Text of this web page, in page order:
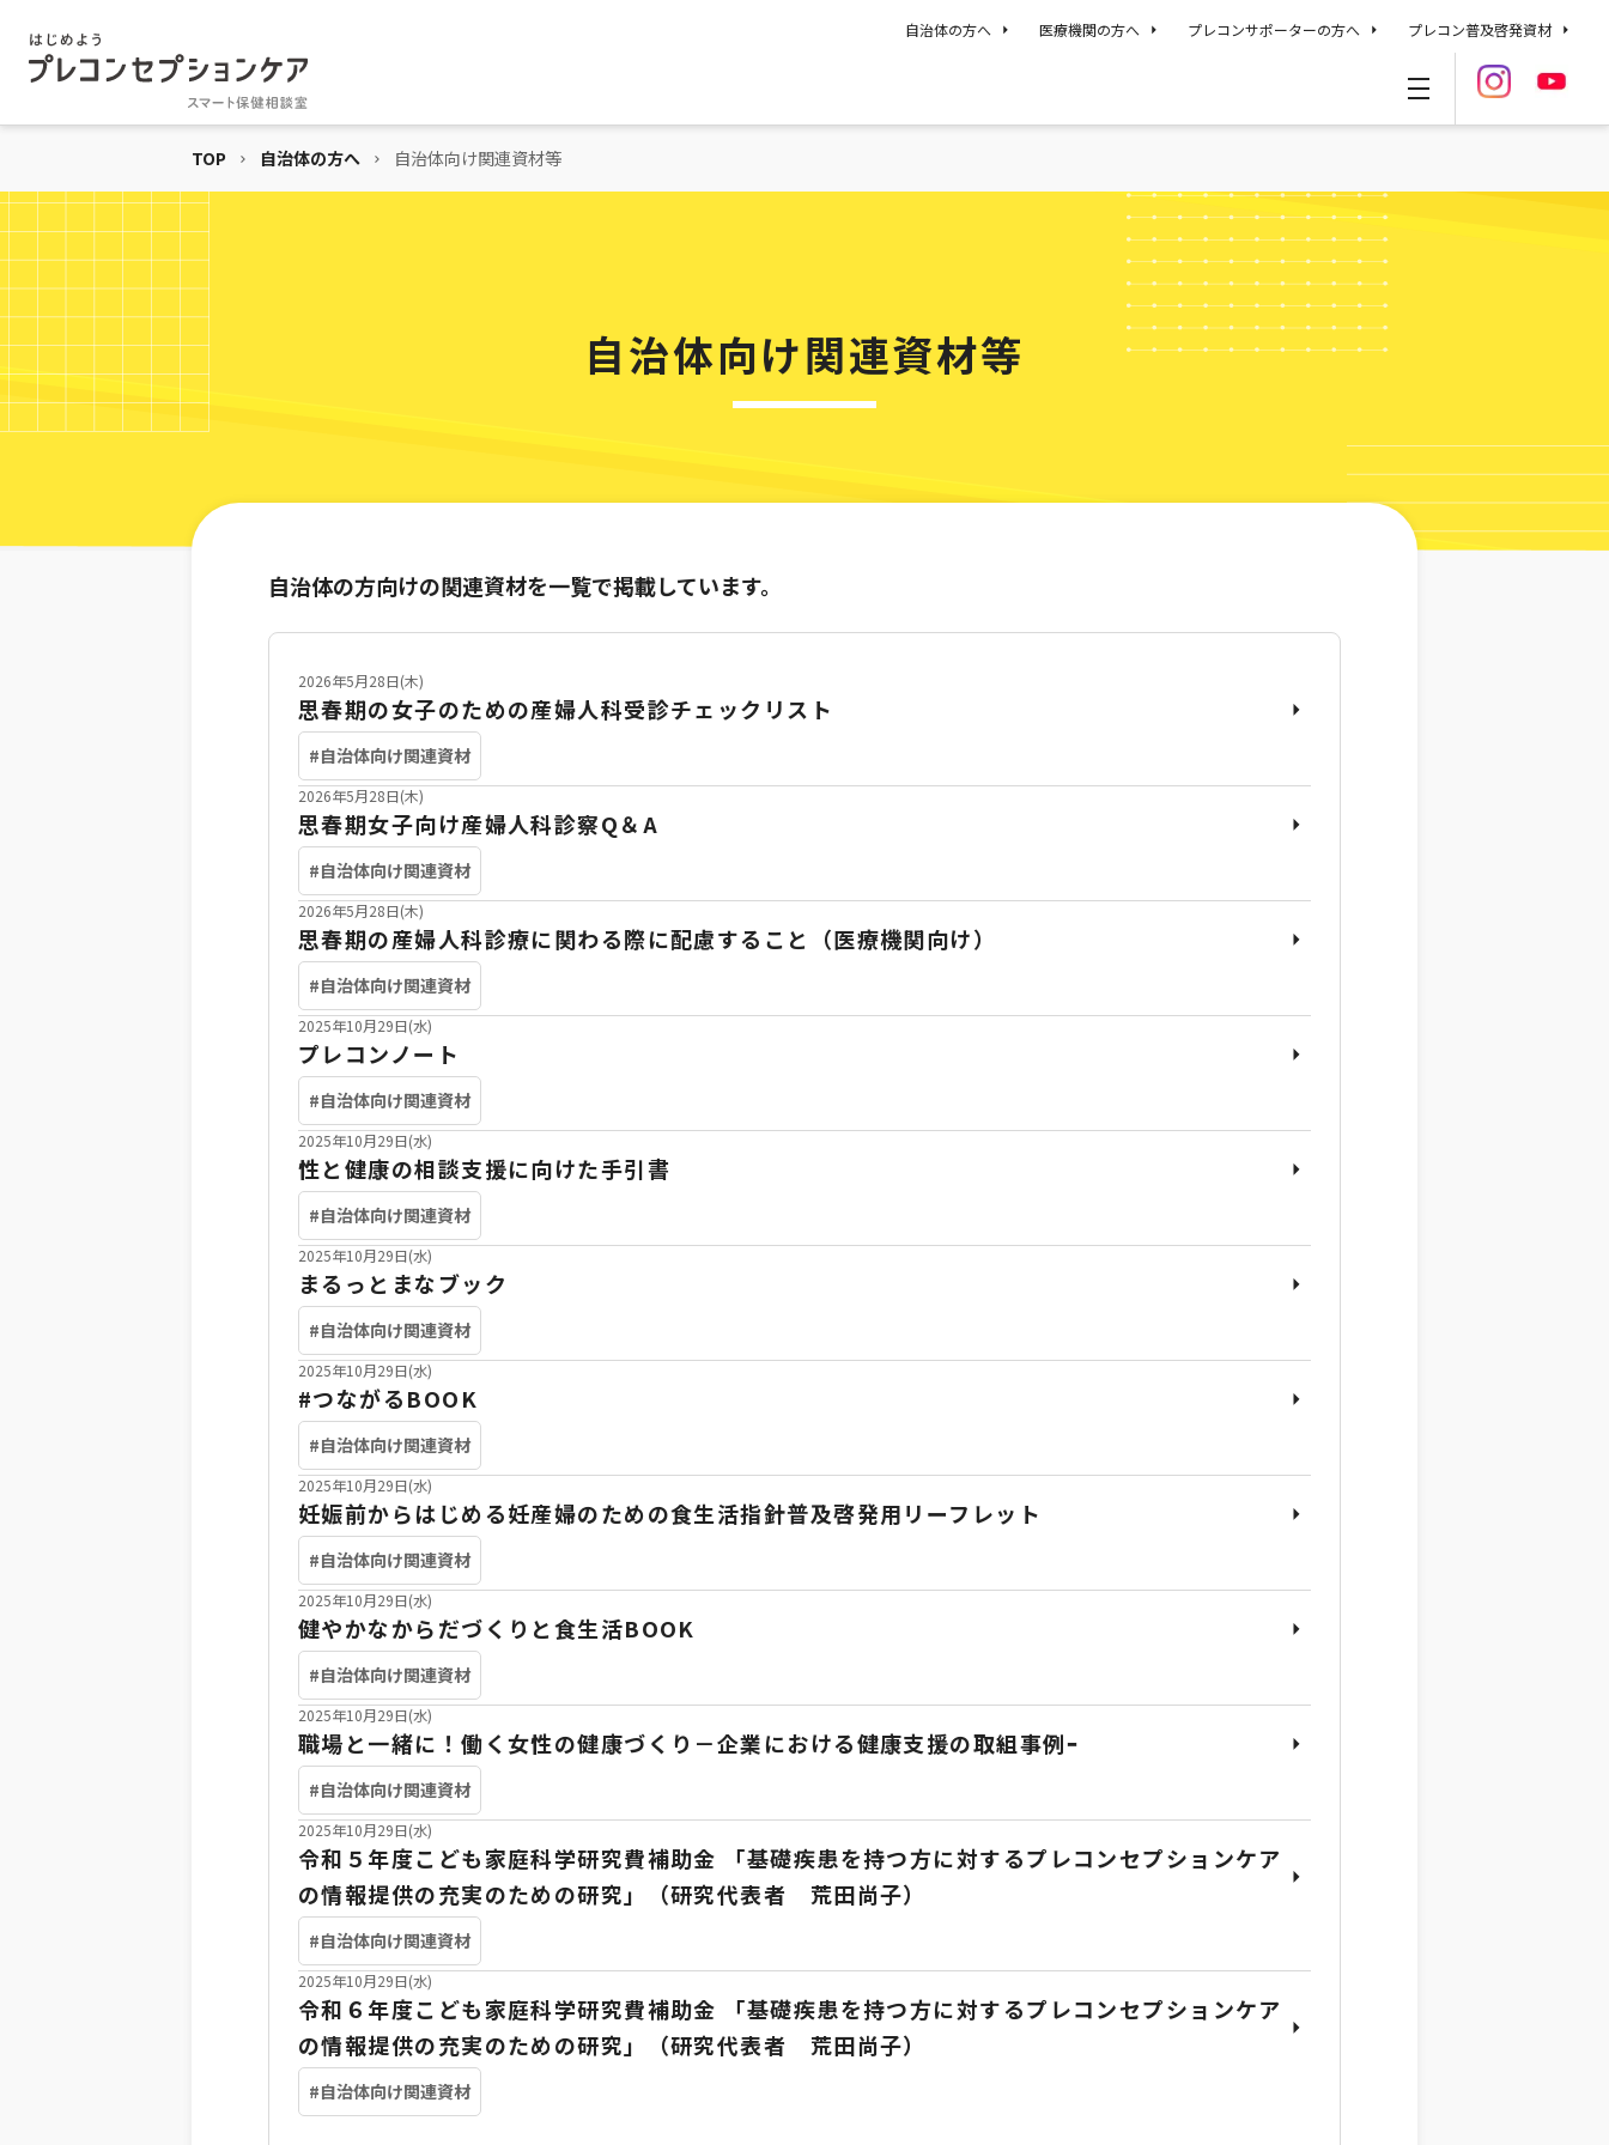
自治体の方へ 医療機関の方へ プレコンサポーターの方へ プレコン普及啓発資材
TOP 自治体の方へ 自治体向け関連資材等
自治体向け関連資材等
自治体の方向けの関連資材を一覧で掲載しています。
2026年5月28日(木)
思春期の女子のための産婦人科受診チェックリスト
#自治体向け関連資材
2026年5月28日(木)
思春期女子向け産婦人科診察Q＆A
#自治体向け関連資材
2026年5月28日(木)
思春期の産婦人科診療に関わる際に配慮すること（医療機関向け）
#自治体向け関連資材
2025年10月29日(水)
プレコンノート
#自治体向け関連資材
2025年10月29日(水)
性と健康の相談支援に向けた手引書
#自治体向け関連資材
2025年10月29日(水)
まるっとまなブック
#自治体向け関連資材
2025年10月29日(水)
#つながるBOOK
#自治体向け関連資材
2025年10月29日(水)
妊娠前からはじめる妊産婦のための食生活指針普及啓発用リーフレット
#自治体向け関連資材
2025年10月29日(水)
健やかなからだづくりと食生活BOOK
#自治体向け関連資材
2025年10月29日(水)
職場と一緒に！働く女性の健康づくり－企業における健康支援の取組事例ｰ
#自治体向け関連資材
2025年10月29日(水)
令和５年度こども家庭科学研究費補助金 「基礎疾患を持つ方に対するプレコンセプションケア
の情報提供の充実のための研究」（研究代表者 荒田尚子）
#自治体向け関連資材
2025年10月29日(水)
令和６年度こども家庭科学研究費補助金 「基礎疾患を持つ方に対するプレコンセプションケア
の情報提供の充実のための研究」（研究代表者 荒田尚子）
#自治体向け関連資材